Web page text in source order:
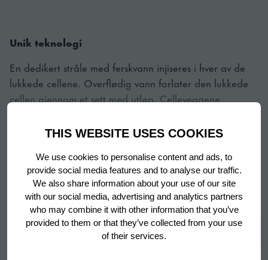
THIS WEBSITE USES COOKIES
We use cookies to personalise content and ads, to
provide social media features and to analyse our traffic.
We also share information about your use of our site
with our social media, advertising and analytics partners
who may combine it with other information that you’ve
provided to them or that they’ve collected from your use
of their services.
Unik teknologi
En dedikert stråle med ferskvann injiseres i hver av de
lukkede cellene. Overflødig vann forlater den lukkede
cellen gjennom et sett med utløp. Celleveggene
når ned til -30 ° C under terningsprosessen. Takket være
mineraler fra vannet, noe som resulterer i den reneste
isen mulig mens maskinen er beskyttet mot forkalkning
og mineraloppbygging.
Vis mer
SPESIFIKASJONER
SPESIFIKASJON VALUE